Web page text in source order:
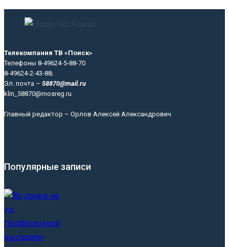
Телекомпания ТВ «Поиск»
Телефоны 8-49624-5-88-70
8-49624-2-43-88;
Эл. почта – 58870@mail.ru
klin_58870@mosreg.ru
Главный редактор – Орлов Алексей Александрович
Популярные записи